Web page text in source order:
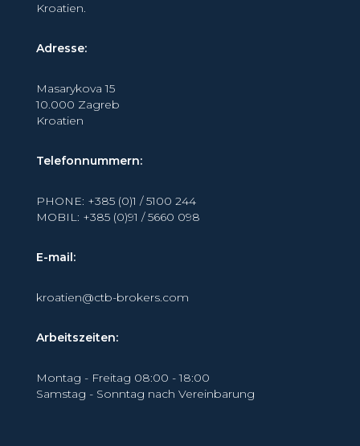
Kroatien.
Adresse:
Masarykova 15
10.000 Zagreb
Kroatien
Telefonnummern:
PHONE: +385 (0)1 / 5100 244
MOBIL: +385 (0)91 / 5660 098
E-mail:
kroatien@ctb-brokers.com
Arbeitszeiten:
Montag - Freitag 08:00 - 18:00
Samstag - Sonntag nach Vereinbarung